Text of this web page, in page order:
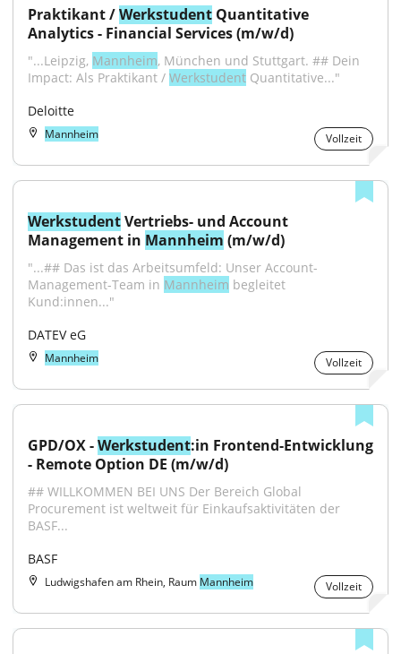
Praktikant / Werkstudent Quantitative
Analytics - Financial Services (m/w/d)
"...Leipzig, Mannheim, München und Stuttgart. ## Dein
Impact: Als Praktikant / Werkstudent Quantitative..."
Deloitte
Mannheim Vollzeit
Werkstudent Vertriebs- und Account
Management in Mannheim (m/w/d)
"...## Das ist das Arbeitsumfeld: Unser Account-
Management-Team in Mannheim begleitet
Kund:innen..."
DATEV eG
Mannheim Vollzeit
GPD/OX - Werkstudent:in Frontend-Entwicklung
- Remote Option DE (m/w/d)
## WILLKOMMEN BEI UNS Der Bereich Global
Procurement ist weltweit für Einkaufsaktivitäten der
BASF...
BASF
Ludwigshafen am Rhein, Raum Mannheim Vollzeit